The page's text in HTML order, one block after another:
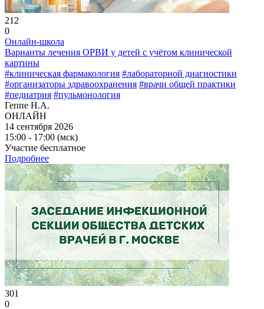
212
0
Онлайн-школа
Варианты лечения ОРВИ у детей с учётом клинической
картины
#клиническая фармакология #лабораторной диагностики
#организаторы здравоохранения #врачи общей практики
#педиатрия #пульмонология
Геппе Н.А.
ОНЛАЙН
14 сентября 2026
15:00 - 17:00 (мск)
Участие бесплатное
Подробнее
301
0